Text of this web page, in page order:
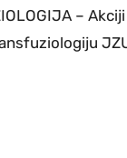
–